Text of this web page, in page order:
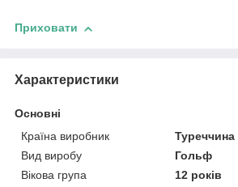
Приховати
Характеристики
Основні
Країна виробник
Туреччина
Вид виробу
Гольф
Вікова група
12 років